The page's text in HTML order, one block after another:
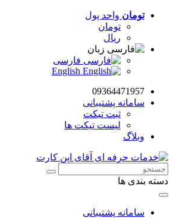
تومان واحد پول
تومان
ریال
زبان
فارسی
09364471957
سامانه پشتیبانی
ثبت تیکت
لیست تیکت ها
وبلاگ
دسته بندی ها
سامانه پشتیبانی